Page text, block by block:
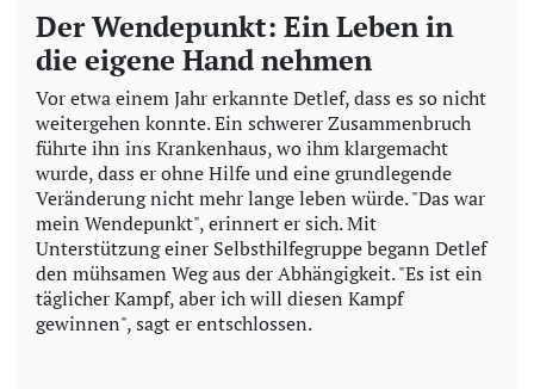
Der Wendepunkt: Ein Leben in
die eigene Hand nehmen
Vor etwa einem Jahr erkannte Detlef, dass es so nicht
weitergehen konnte. Ein schwerer Zusammenbruch
führte ihn ins Krankenhaus, wo ihm klargemacht
wurde, dass er ohne Hilfe und eine grundlegende
Veränderung nicht mehr lange leben würde. "Das war
mein Wendepunkt", erinnert er sich. Mit
Unterstützung einer Selbsthilfegruppe begann Detlef
den mühsamen Weg aus der Abhängigkeit. "Es ist ein
täglicher Kampf, aber ich will diesen Kampf
gewinnen", sagt er entschlossen.